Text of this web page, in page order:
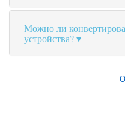
Можно ли
устройства?